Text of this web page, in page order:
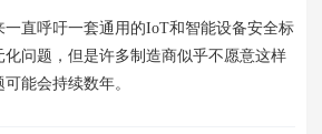
直呼吁一套通用的IoT和智能设备安全标
问题，但是许多制造商似乎不愿意这样
能会持续数年。